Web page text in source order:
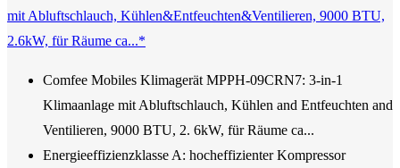
mit Abluftschlauch, Kühlen&Entfeuchten&Ventilieren, 9000 BTU,
2.6kW, für Räume ca...*
Comfee Mobiles Klimagerät MPPH-09CRN7: 3-in-1
Klimaanlage mit Abluftschlauch, Kühlen and Entfeuchten and
Ventilieren, 9000 BTU, 2. 6kW, für Räume ca...
Energieeffizienzklasse A: hocheffizienter Kompressor